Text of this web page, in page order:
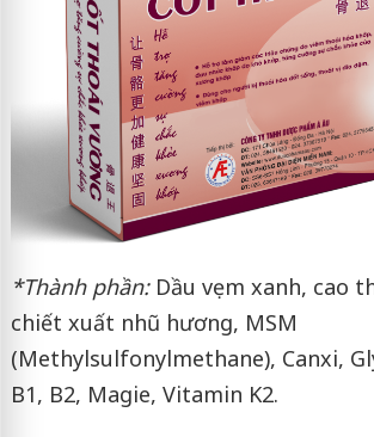
*Thành phần:Dầu vẹm xanh, cao
chiết xuất nhũ hương, MSM
(Methylsulfonylmethane), Canxi,
B1, B2, Magie, Vitamin K2.